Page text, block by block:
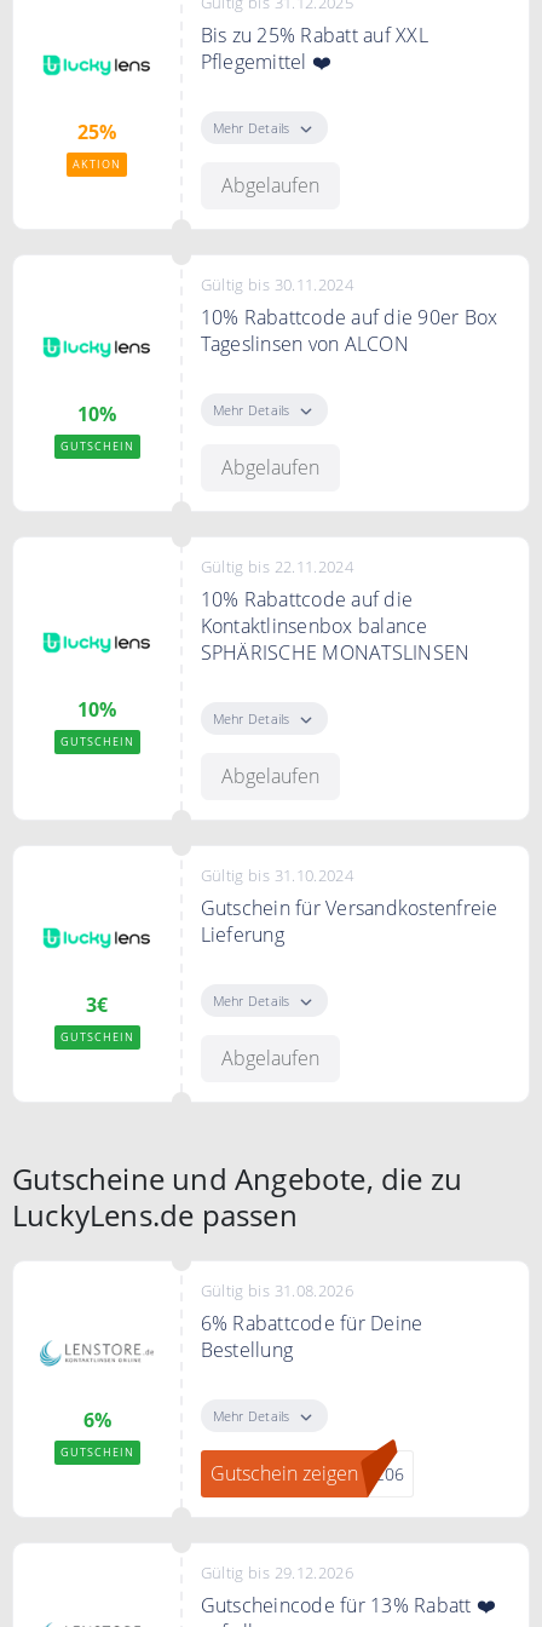
25%
AKTION
Bis zu 25% Rabatt auf XXL
Pflegemittel ❤️
Pflegemittel bei Luckylens.
Mehr Details
Abgelaufen
10%
GUTSCHEIN
Gültig bis 30.11.2024
10% Rabattcode auf die 90er Box
Tageslinsen von ALCON
Tageslinsen von ALCON.
Mehr Details
Abgelaufen
10%
GUTSCHEIN
Gültig bis 22.11.2024
10% Rabattcode auf die
Kontaktlinsenbox balance
SPHÄRISCHE MONATSLINSEN
balance SPHÄRISCHE
Mehr Details
Abgelaufen
3€
GUTSCHEIN
Gültig bis 31.10.2024
Gutschein für Versandkostenfreie
Lieferung
Versandkostenfreie Lieferung
Mehr Details
Abgelaufen
Gutscheine und Angebote, die zu
LuckyLens.de passen
6%
GUTSCHEIN
Gültig bis 31.08.2026
6% Rabattcode für Deine
Bestellung
Rabatt auf Deine gesamte
Mehr Details
Gutschein zeigen RC06
Gültig bis 29.12.2026
Gutscheincode für 13% Rabatt ❤️